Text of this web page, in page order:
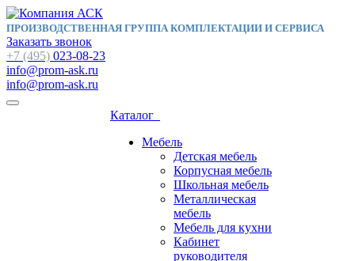
ПРОИЗВОДСТВЕННАЯ ГРУППА КОМПЛЕКТАЦИИ И СЕРВИСА
Заказать звонок
+7 (495) 023-08-23
info@prom-ask.ru
info@prom-ask.ru
Каталог
Мебель
Детская мебель
Корпусная мебель
Школьная мебель
Металлическая
мебель
Мебель для кухни
Кабинет
руководителя